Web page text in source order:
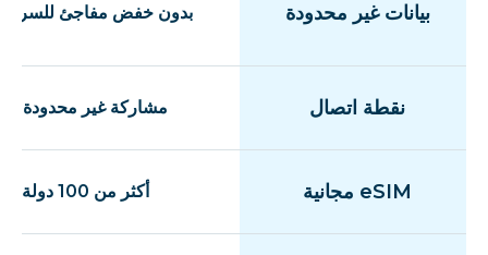
بيانات غير محدودة بدون خفض مفاجئ
نقطة اتصال مشاركة غير محدودة
eSIM مجانية أكثر من 100 دولة